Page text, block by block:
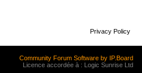
Privacy Policy
Community Forum Software by IP.Board
Licence accordée à : Logic Sunrise Ltd